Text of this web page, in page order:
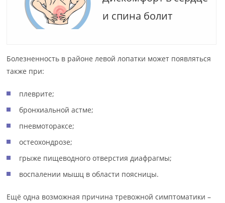
и спина болит
Болезненность в районе левой лопатки может появляться
также при:
плеврите;
бронхиальной астме;
пневмотораксе;
остеохондрозе;
грыже пищеводного отверстия диафрагмы;
воспалении мышц в области поясницы.
Ещё одна возможная причина тревожной симптоматики –